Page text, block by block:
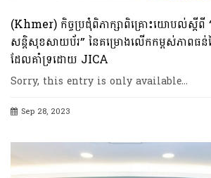
(Khmer) កិច្ចប្រជុំពិភាក្សាពិគ្រោះយោបល់ស្តីពី “
សន្តិសុខសាយប័រ” នៃគម្រោងលើកកម្ពស់ភាពធ
ដែលគាំទ្រដោយ JICA
Sorry, this entry is only available…
Sep 28, 2023